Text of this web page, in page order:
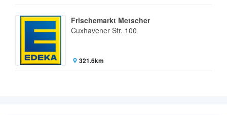
Frischemarkt Metscher
Cuxhavener Str. 100
321.6km